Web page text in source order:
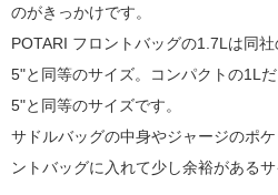
のがきっかけです。
POTARI フロントバッグの1.7Lは同
5"と同等のサイズ。コンパクトの1L
5"と同等のサイズです。
サドルバッグの中身やジャージのポ
ントバッグに入れて少し余裕がある